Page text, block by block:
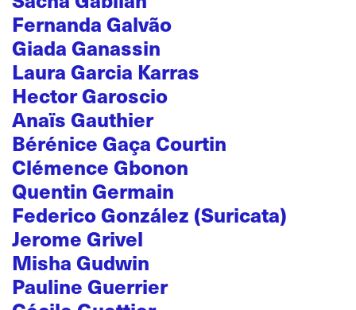
Fernanda Galvão
Giada Ganassin
Laura Garcia Karras
Hector Garoscio
Anaïs Gauthier
Bérénice Gaça Courtin
Clémence Gbonon
Quentin Germain
Federico González (Suricata)
Jerome Grivel
Misha Gudwin
Pauline Guerrier